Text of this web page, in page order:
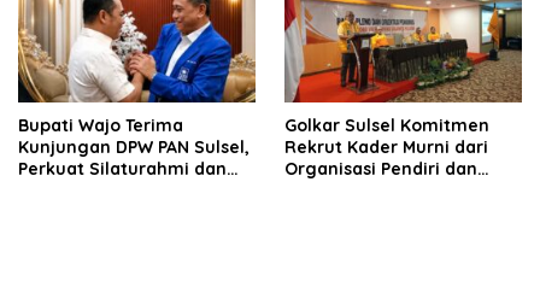
Bupati Wajo Terima
Kunjungan DPW PAN Sulsel,
Perkuat Silaturahmi dan
Golkar Sulsel Komitmen
Rekrut Kader Murni dari
Organisasi Pendiri dan